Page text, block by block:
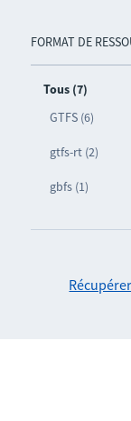
FORMAT DE
Tous (7)
GTFS (6)
gtfs-rt (2)
gbfs (1)